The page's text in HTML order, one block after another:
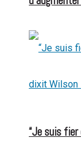
“Je suis